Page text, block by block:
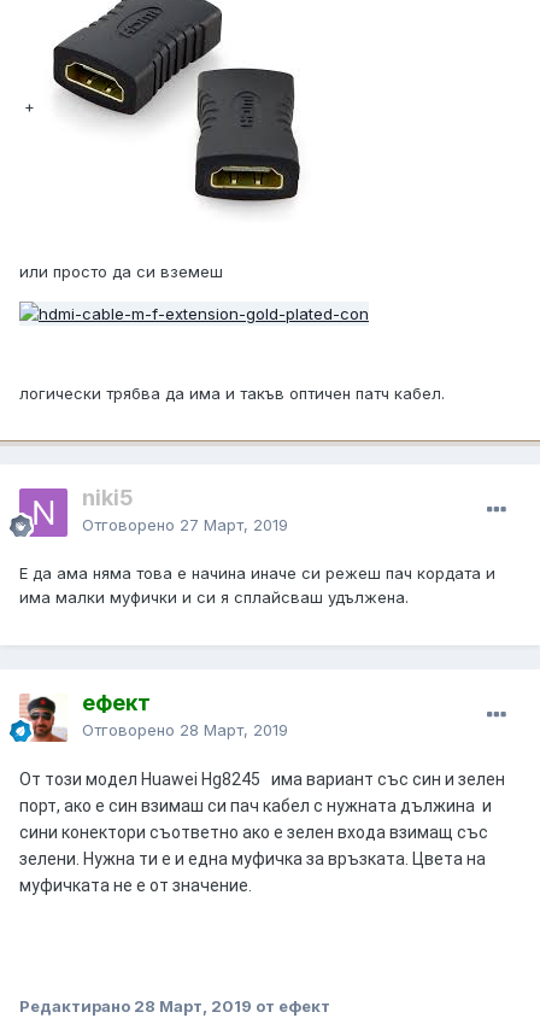
+
или просто да си вземеш
логически трябва да има и такъв оптичен патч кабел.
niki5
Отговорено 27 Март, 2019
Е да ама няма това е начина иначе си режеш пач кордата и
има малки муфички и си я сплайсваш удължена.
ефект
Отговорено 28 Март, 2019
От този модел Huawei Hg8245 има вариант със син и зелен
порт, ако е син взимаш си пач кабел с нужната дължина и
сини конектори съответно ако е зелен входа взимащ със
зелени. Нужна ти е и една муфичка за връзката. Цвета на
муфичката не е от значение.
Редактирано 28 Март, 2019 от ефект